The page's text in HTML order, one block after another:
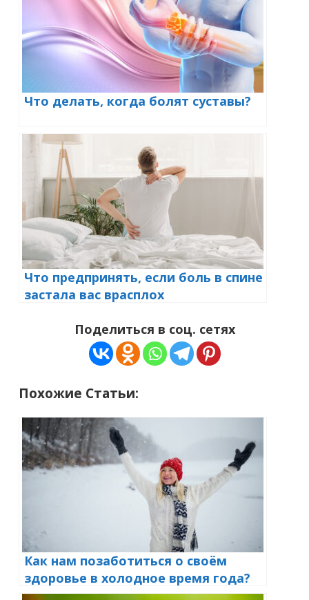
Что делать, когда болят суставы?
Что предпринять, если боль в спине
застала вас врасплох
Поделиться в соц. сетях
Похожие Статьи:
Как нам позаботиться о своём
здоровье в холодное время года?